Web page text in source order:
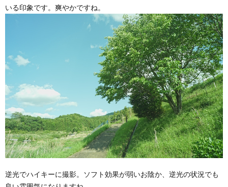
いる印象です。爽やかですね。
逆光でハイキーに撮影。ソフト効果が弱いお陰か、逆光の状況でも